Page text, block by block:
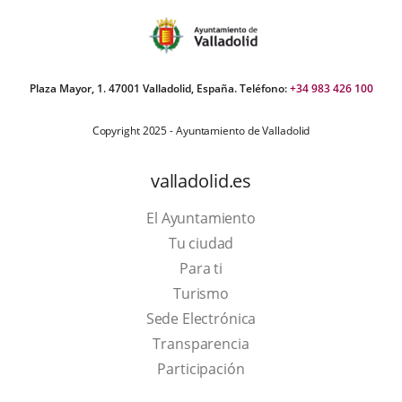
Plaza Mayor, 1. 47001 Valladolid, España. Teléfono:+34 983 426 100
Copyright 2025 - Ayuntamiento de Valladolid
valladolid.es
El Ayuntamiento
Tu ciudad
Para ti
TurismoThis
link
will
open
Sede Electrónica
Transparencia
Participación